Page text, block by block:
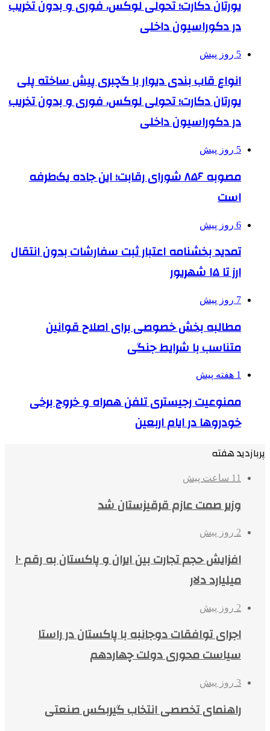
یورتان دکارت؛ تحولی لوکس، فوری و بدون تخریب
در دکوراسیون داخلی
5 روز پیش
انواع قاب بندی دیوار با گچبری پیش ساخته پلی
یورتان دکارت؛ تحولی لوکس، فوری و بدون تخریب
در دکوراسیون داخلی
5 روز پیش
مصوبه ۸۵۶ شورای رقابت؛ این جاده یک‌طرفه
است
6 روز پیش
تمدید بخشنامه اعتبار ثبت سفارشات بدون انتقال
ارز تا ۱۵ شهریور
7 روز پیش
مطالبه بخش خصوصی برای اصلاح قوانین
متناسب با شرایط جنگی
1 هفته پیش
ممنوعیت رجیستری تلفن همراه و خروج برخی
خودروها در ایام اربعین
پربازدید هفته
11 ساعت پیش
وزیر صمت عازم قرقیزستان شد
2 روز پیش
افزایش حجم تجارت بین ایران و پاکستان به رقم ۱۰
میلیارد دلار
2 روز پیش
اجرای توافقات دوجانبه با پاکستان در راستا
سیاست محوری دولت چهاردهم
3 روز پیش
راهنمای تخصصی انتخاب گیربکس صنعتی